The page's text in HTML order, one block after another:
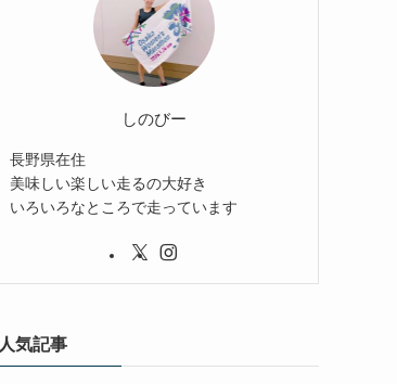
しのびー
長野県在住
美味しい楽しい走るの大好き
いろいろなところで走っています
人気記事